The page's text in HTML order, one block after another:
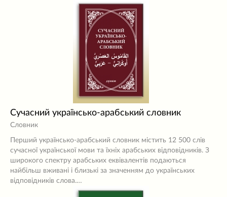
Сучасний українсько-арабський словник
Словник
Перший українсько-арабський словник містить 12 500 слів
сучасної української мови та їхніх арабських відповідників. З
широкого спектру арабських еквівалентів подаються
найбільш вживані і близькі за значенням до українських
відповідників слова.…